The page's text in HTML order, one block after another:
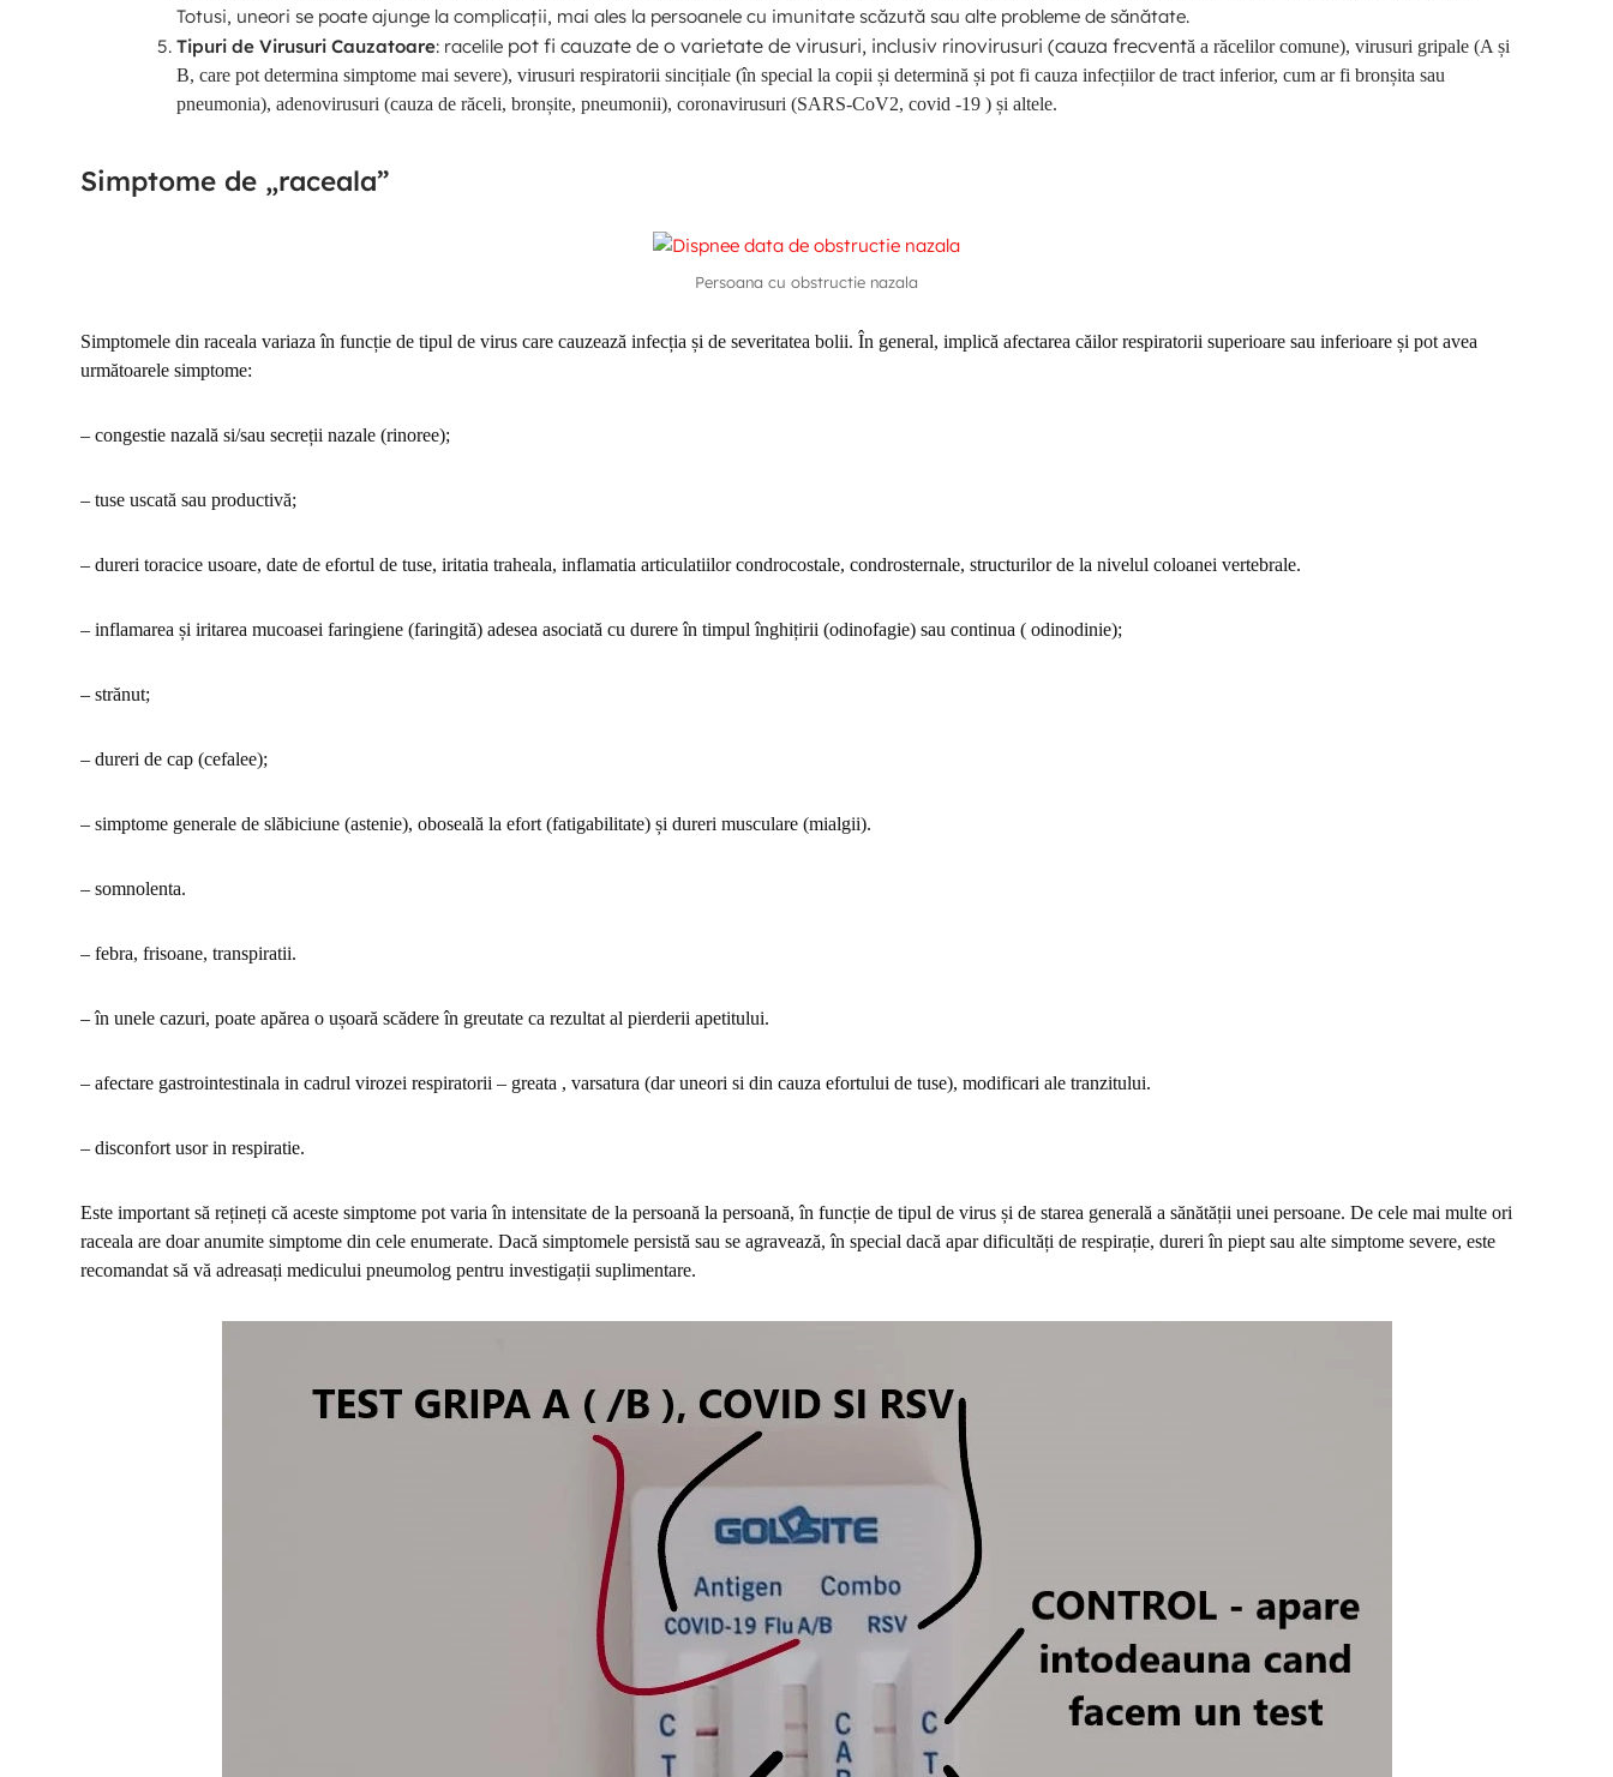
Totusi, uneori se poate ajunge la complicații, mai ales la persoanele cu imunitate scăzută sau alte probleme de sănătate.
Tipuri de Virusuri Cauzatoare: racelile pot fi cauzate de o varietate de virusuri, inclusiv rinovirusuri (cauza frecventă a răcelilor comune), virusuri gripale (A și
B, care pot determina simptome mai severe), virusuri respiratorii sincițiale (în special la copii și determină și pot fi cauza infecțiilor de tract inferior, cum ar fi bronșita sau
pneumonia), adenovirusuri (cauza de răceli, bronșite, pneumonii), coronavirusuri (SARS-CoV2, covid -19 ) și altele.
Simptome de „raceala”
Persoana cu obstructie nazala
Simptomele din raceala variaza în funcție de tipul de virus care cauzează infecția și de severitatea bolii. În general, implică afectarea căilor respiratorii superioare sau inferioare și pot avea
următoarele simptome:
– congestie nazală si/sau secreții nazale (rinoree);
– tuse uscată sau productivă;
– dureri toracice usoare, date de efortul de tuse, iritatia traheala, inflamatia articulatiilor condrocostale, condrosternale, structurilor de la nivelul coloanei vertebrale.
– inflamarea și iritarea mucoasei faringiene (faringită) adesea asociată cu durere în timpul înghițirii (odinofagie) sau continua ( odinodinie);
– strănut;
– dureri de cap (cefalee);
– simptome generale de slăbiciune (astenie), oboseală la efort (fatigabilitate) și dureri musculare (mialgii).
– somnolenta.
– febra, frisoane, transpiratii.
–în unele cazuri, poate apărea o ușoară scădere în greutate ca rezultat al pierderii apetitului.
– afectare gastrointestinala in cadrul virozei respiratorii – greata , varsatura (dar uneori si din cauza efortului de tuse), modificari ale tranzitului.
– disconfort usor in respiratie.
Este important să rețineți că aceste simptome pot varia în intensitate de la persoană la persoană, în funcție de tipul de virus și de starea generală a sănătății unei persoane. De cele mai multe ori
raceala are doar anumite simptome din cele enumerate. Dacăsimptomele persistă sau se agravează, în special dacă apar dificultăți de respirație, dureri în piept sau alte simptome severe, este
recomandat să vă adreasați medicului pneumolog pentru investigații suplimentare.